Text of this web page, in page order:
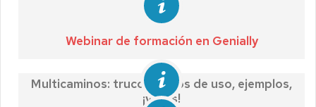
Webinar de formación en Genially
Multicaminos: trucos, casos de uso, ejemplos,
¡y más!